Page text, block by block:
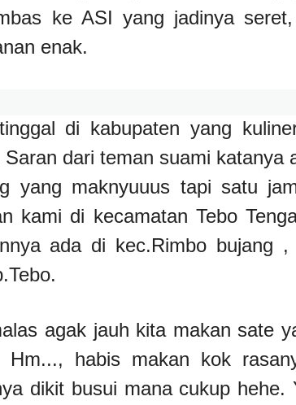
ke ASI yang jadinya
enak.
di kabupaten yang
dari teman suami katanya
yang maknyuuus tapi satu
kami di kecamatan Tebo
ada di kec.Rimbo bujang
agak jauh kita makan sate
habis makan kok
dikit busui mana cukup hehe.